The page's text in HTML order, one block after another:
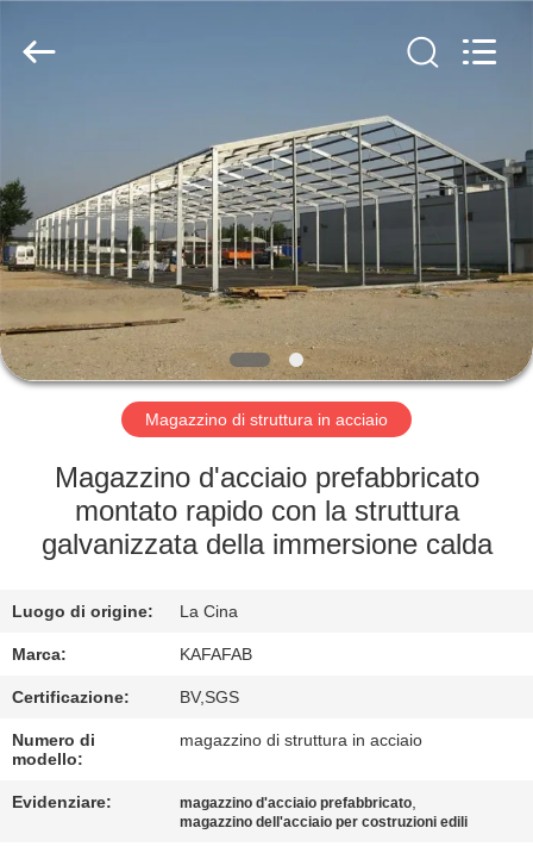
PRODOTTI
VIDEO
SPETTACOLO
VR
CHI
SIAMO
ALLA
FABBRICA
CONTROLLO
DELLA
QUALITÀ
Fabrication
Magazzino di struttura in acciaio
Magazzino d'acciaio prefabbricato
montato rapido con la struttura
galvanizzata della immersione calda
Luogo di origine: La Cina
Marca: KAFAFAB
Certificazione: BV,SGS
Numero di
modello:
magazzino di struttura in acciaio
Evidenziare: magazzino d'acciaio prefabbricato,
magazzino dell'acciaio per costruzioni edili